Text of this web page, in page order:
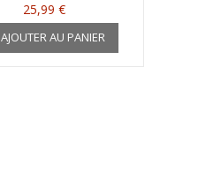
25,99 €
AJOUTER AU PANIER